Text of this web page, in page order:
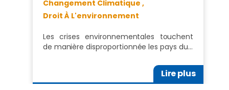
Changement Climatique ,
Droit À L'environnement
Les crises environnementales touchent
de manière disproportionnée les pays du…
Lire plus